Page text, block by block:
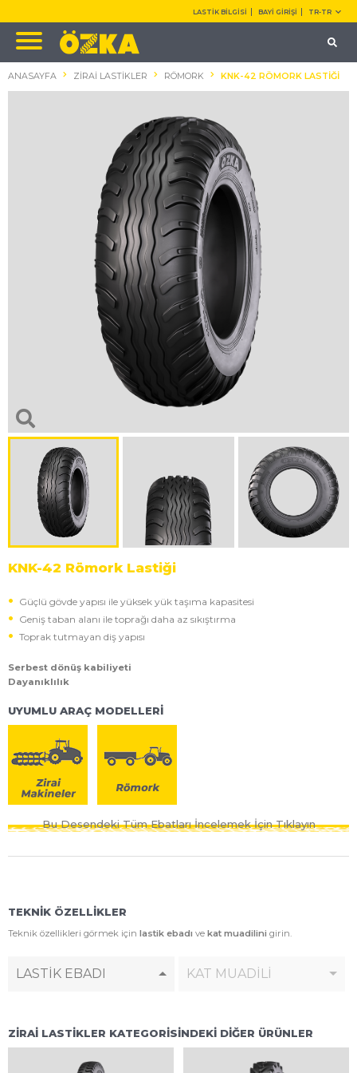
LASTİK BİLGİSİ BAYİ GİRİŞİ TR-TR
ANASAYFA ZİRAİ LASTİKLER RÖMORK KNK-42 RÖMORK LASTİĞİ
KNK-42 Römork Lastiği
Güçlü gövde yapısı ile yüksek yük taşıma kapasitesi
Geniş taban alanı ile toprağı daha az sıkıştırma
Toprak tutmayan diş yapısı
Serbest dönüş kabiliyeti
Dayanıklılık
UYUMLU ARAÇ MODELLERİ
Bu Desendeki Tüm Ebatları İncelemek İçin Tıklayın
TEKNİK ÖZELLİKLER
Teknik özellikleri görmek için lastik ebadı ve kat muadilini girin.
LASTİK EBADI KAT MUADİLİ
ZİRAİ LASTİKLER KATEGORİSİNDEKİ DİĞER ÜRÜNLER